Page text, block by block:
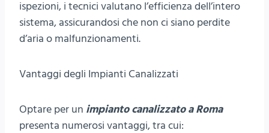
ispezioni, i tecnici valutano l’efficienza dell’intero
sistema, assicurandosi che non ci siano perdite
d’aria o malfunzionamenti.
Vantaggi degli Impianti Canalizzati
Optare per un impianto canalizzato a Roma
presenta numerosi vantaggi, tra cui: